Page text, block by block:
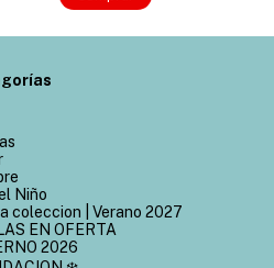
Niño
coleccion | Verano 2027
EN OFERTA
2026